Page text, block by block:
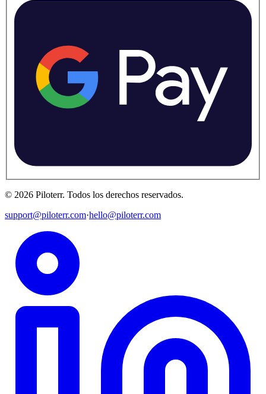
© 2026 Piloterr. Todos los derechos reservados.
support@piloterr.com·hello@piloterr.com